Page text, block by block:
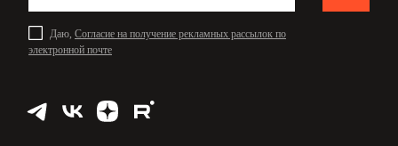
Даю, Согласие на получение рекламных рассылок по
электронной почте